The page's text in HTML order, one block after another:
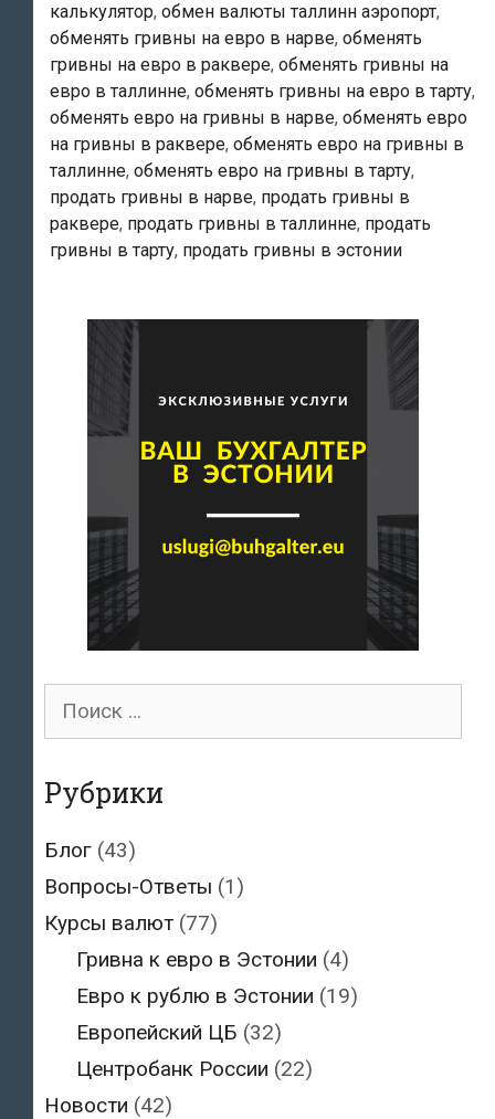
калькулятор, обмен валюты таллинн аэропорт,
обменять гривны на евро в нарве, обменять
гривны на евро в раквере, обменять гривны на
евро в таллинне, обменять гривны на евро в тарту,
обменять евро на гривны в нарве, обменять евро
на гривны в раквере, обменять евро на гривны в
таллинне, обменять евро на гривны в тарту,
продать гривны в нарве, продать гривны в
раквере, продать гривны в таллинне, продать
гривны в тарту, продать гривны в эстонии
Рубрики
Блог (43)
Вопросы-Ответы (1)
Курсы валют (77)
Гривна к евро в Эстонии (4)
Евро к рублю в Эстонии (19)
Европейский ЦБ (32)
Центробанк России (22)
Новости (42)